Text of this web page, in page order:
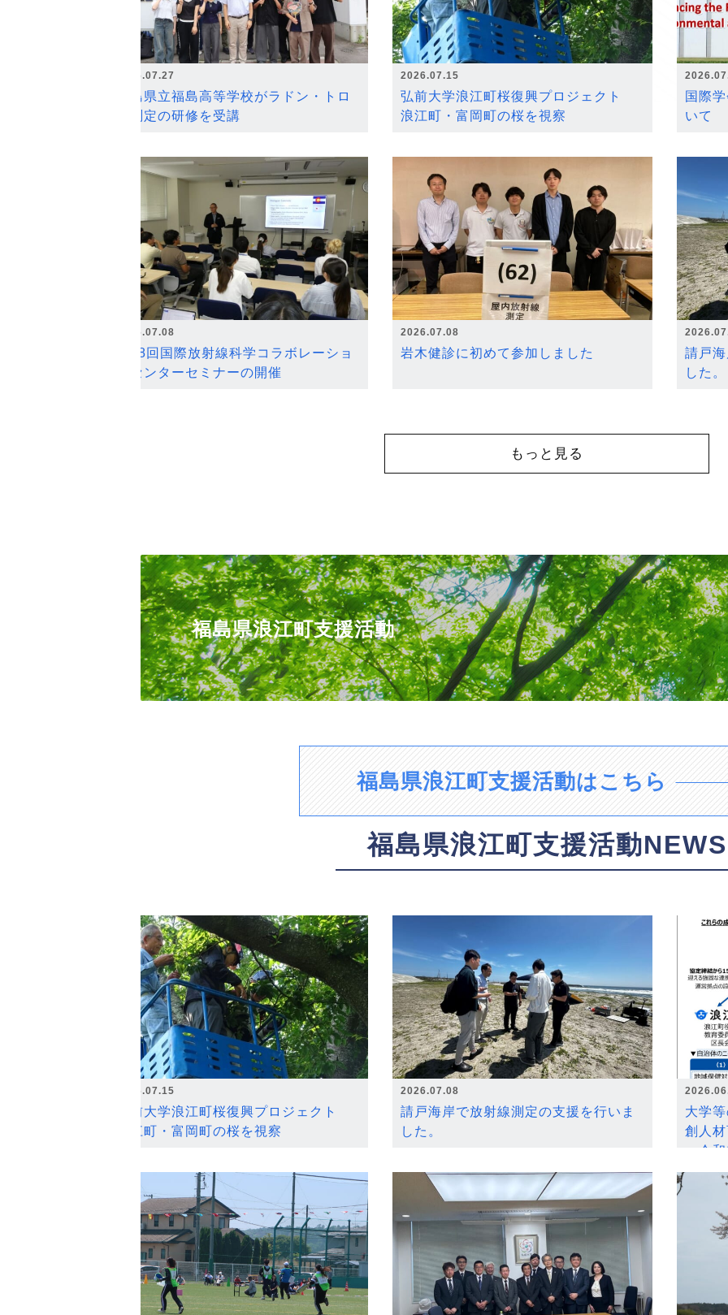
2026.07.27
福島県立福島高等学校がラドン・トロ
ン測定の研修を受講
2026.07.15
弘前大学浪江町桜復興プロジェクト
浪江町・富岡町の桜を視察
国際
いて
2026.07.08
第18回国際放射線科学コラボレーショ
ンセンターセミナーの開催
2026.07.08
岩木健診に初めて参加しました
請戸
した。
もっと見る
福島県浪江町支援活動
福島県浪江町支援活動はこちら
福島県浪江町支援活動NEWS
2026.07.15
弘前大学浪江町桜復興プロジェクト
浪江町・富岡町の桜を視察
2026.07.08
請戸海岸で放射線測定の支援を行いま
した。
大学
創人
～令